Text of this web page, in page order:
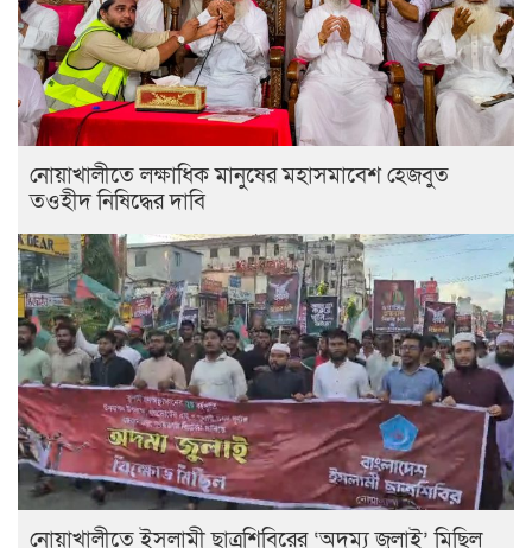
নোয়াখালীতে লক্ষাধিক মানুষের মহাসমাবেশ হেজবুত
তওহীদ নিষিদ্ধের দাবি
নোয়াখালীতে ইসলামী ছাত্রশিবিরের ‘অদম্য জুলাই’ মিছিল